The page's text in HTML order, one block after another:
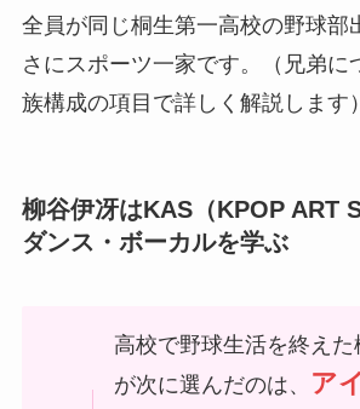
全員が同じ桐生第一高校の野球部
さにスポーツ一家です。（兄弟に
族構成の項目で詳しく解説します）
柳谷伊冴はKAS（KPOP ART
ダンス・ボーカルを学ぶ
高校で野球生活を終え
が次に選んだのは、 ア